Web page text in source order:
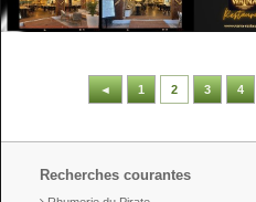
◄ 1 2 3 4
Recherches courantes